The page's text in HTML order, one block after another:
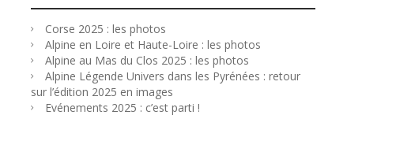
Corse 2025 : les photos
Alpine en Loire et Haute-Loire : les photos
Alpine au Mas du Clos 2025 : les photos
Alpine Légende Univers dans les Pyrénées : retour
sur l’édition 2025 en images
Evénements 2025 : c’est parti !